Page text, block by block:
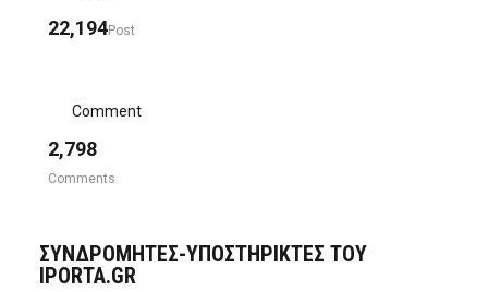
22,194Post
Comment
2,798
Comments
ΣΥΝΔΡΟΜΗΤΈΣ-ΥΠΟΣΤΗΡΙΚΤΈΣ ΤΟΥ
IPORTA.GR